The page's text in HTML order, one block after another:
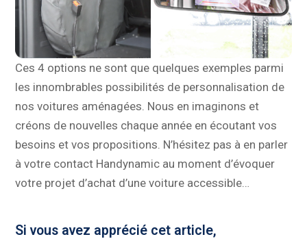
Ces 4 options ne sont que quelques exemples parmi
les innombrables possibilités de personnalisation de
nos voitures aménagées. Nous en imaginons et
créons de nouvelles chaque année en écoutant vos
besoins et vos propositions. N’hésitez pas à en parler
à votre contact Handynamic au moment d’évoquer
votre projet d’achat d’une voiture accessible…
Si vous avez apprécié cet article,